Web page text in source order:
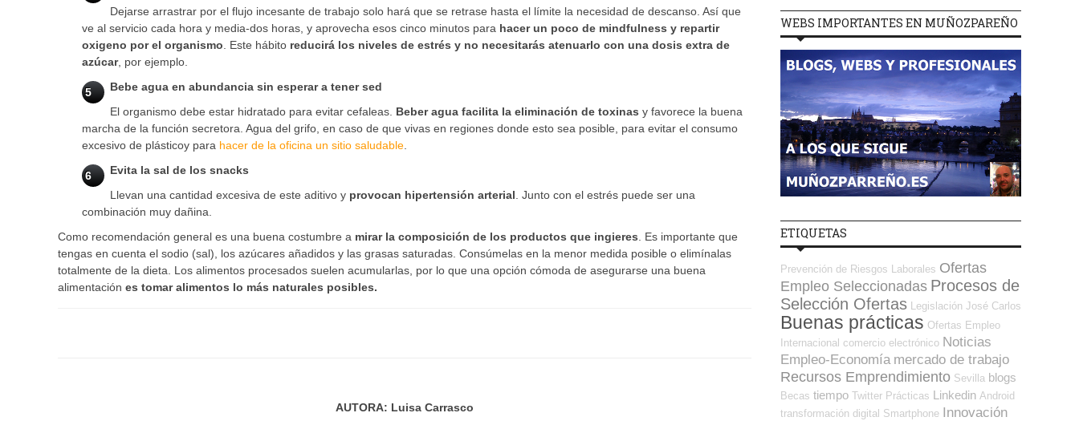
Dejarse arrastrar por el flujo incesante de trabajo solo hará que se retrase hasta el límite la necesidad de descanso. Así que
ve al servicio cada hora y media-dos horas, y aprovecha esos cinco minutos para hacer un poco de mindfulness y repartir
oxigeno por el organismo. Este hábito reducirá los niveles de estrés y no necesitarás atenuarlo con una dosis extra de
azúcar, por ejemplo.
5
Bebe agua en abundancia sin esperar a tener sed
El organismo debe estar hidratado para evitar cefaleas. Beber agua facilita la eliminación de toxinas y favorece la buena
marcha de la función secretora. Agua del grifo, en caso de que vivas en regiones donde esto sea posible, para evitar el consumo
excesivo de plásticoy para hacer de la oficina un sitio saludable.
6 Evita la sal de los snacks
Llevan una cantidad excesiva de este aditivo y provocan hipertensión arterial. Junto con el estrés puede ser una
combinación muy dañina.
Como recomendación general es una buena costumbre a mirar la composición de los productos que ingieres. Es importante que
tengas en cuenta el sodio (sal), los azúcares añadidos y las grasas saturadas. Consúmelas en la menor medida posible o elimínalas
totalmente de la dieta. Los alimentos procesados suelen acumularlas, por lo que una opción cómoda de asegurarse una buena
alimentación es tomar alimentos lo más naturales posibles.
AUTORA: Luisa Carrasco
WEBS IMPORTANTES EN MUÑOZPAREÑO
ETIQUETAS
Prevención de Riesgos Laborales Ofertas
Empleo Seleccionadas Procesos de
Selección Ofertas
Legislación José Carlos
Buenas prácticas Ofertas Empleo
Internacional comercio electrónico Noticias
Empleo-Economía mercado de trabajo
Recursos Emprendimiento Sevilla blogs
Becas tiempo Twitter Prácticas Linkedin Android
transformación digital Smartphone Innovación